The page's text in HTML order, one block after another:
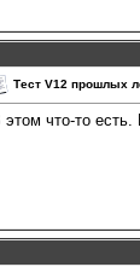
Тест V12 прошлых
этом что-то